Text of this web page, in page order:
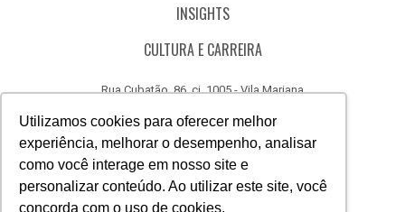
Utilizamos cookies para oferecer melhor
experiência, melhorar o desempenho, analisar
como você interage em nosso site e
personalizar conteúdo. Ao utilizar este site, você
concorda com o uso de cookies.
INSIGHTS
CULTURA E CARREIRA
Rua Cubatão, 86, cj. 1005 - Vila Mariana
CÓDIGO DE ÉTICA
CANAL DE DENÚNCIAS